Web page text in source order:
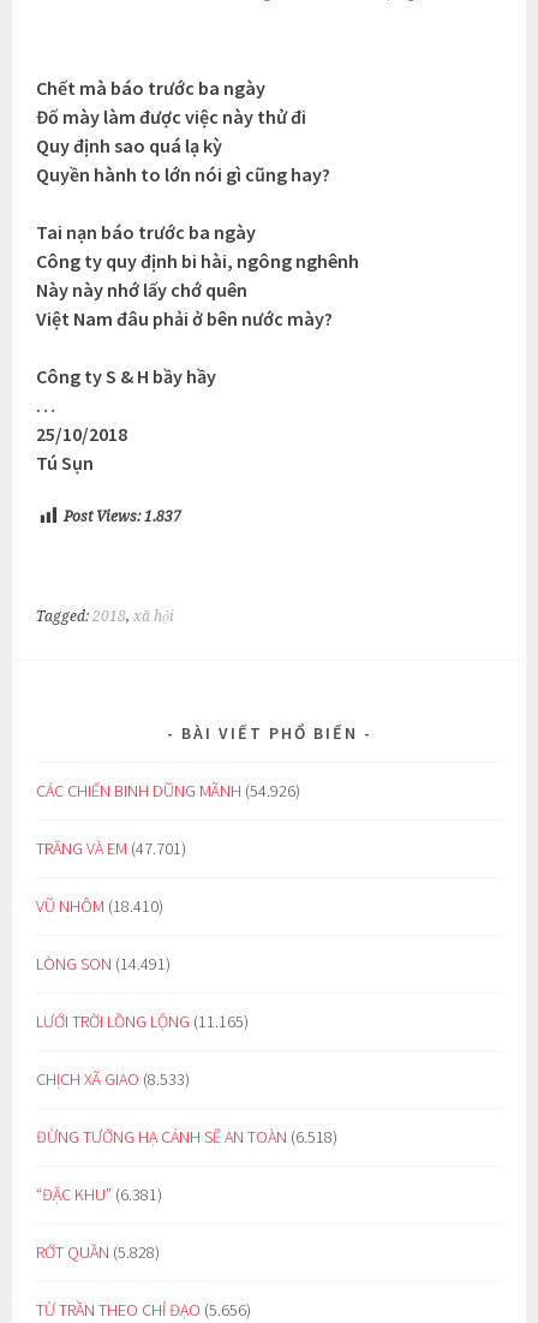
Chết mà báo trước ba ngày
Đố mày làm được việc này thử đi
Quy định sao quá lạ kỳ
Quyền hành to lớn nói gì cũng hay?
Tai nạn báo trước ba ngày
Công ty quy định bi hài, ngông nghênh
Này này nhớ lấy chớ quên
Việt Nam đâu phải ở bên nước mày?
Công ty S & H bầy hầy
…
25/10/2018
Tú Sụn
Post Views: 1.837
Tagged:2018,xã hội
BÀI VIẾT PHỔ BIẾN
CÁC CHIẾN BINH DŨNG MÃNH (54.926)
TRĂNG VÀ EM (47.701)
VŨ NHÔM (18.410)
LÒNG SON (14.491)
LƯỚI TRỜI LỒNG LỘNG (11.165)
CHỊCH XÃ GIAO (8.533)
ĐỪNG TƯỞNG HẠ CÁNH SẼ AN TOÀN (6.518)
“ĐẶC KHU” (6.381)
RỚT QUẦN (5.828)
TỪ TRẦN THEO CHỈ ĐẠO (5.656)